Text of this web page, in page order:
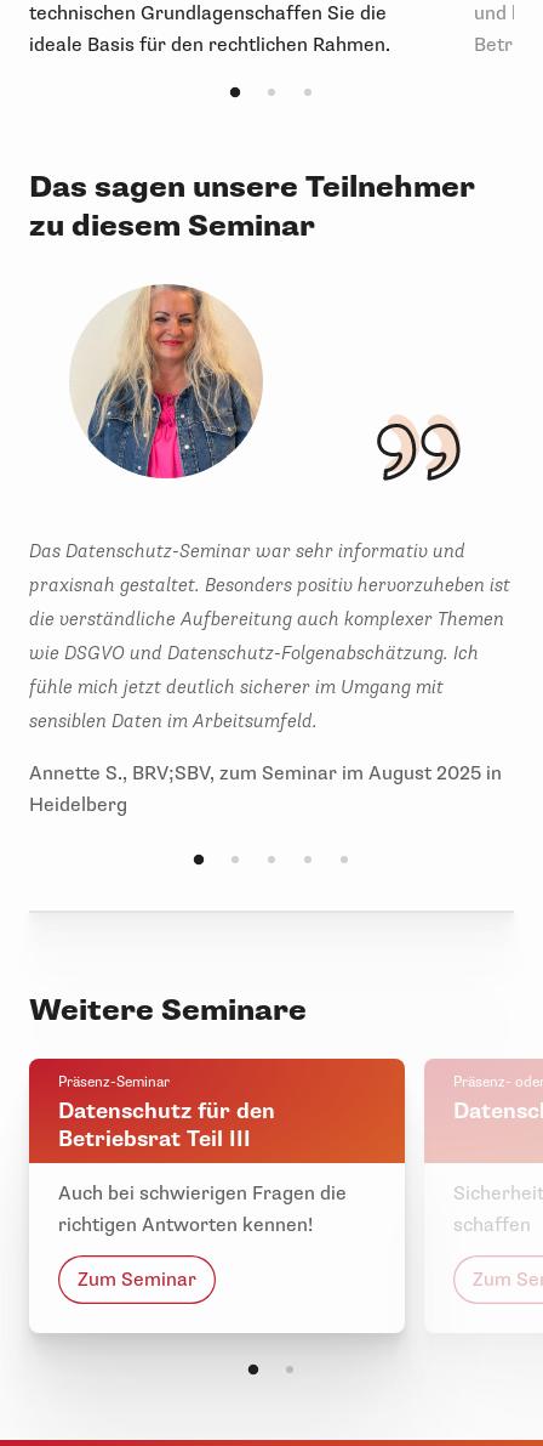
technischen Grundlagenschaffen Sie die
ideale Basis für den rechtlichen Rahmen.
und
Das sagen unsere Teilnehmer
zu diesem Seminar
Das Datenschutz-Seminar war sehr informativ und
praxisnah gestaltet. Besonders positiv hervorzuheben ist
die verständliche Aufbereitung auch komplexer Themen
wie DSGVO und Datenschutz-Folgenabschätzung. Ich
fühle mich jetzt deutlich sicherer im Umgang mit
sensiblen Daten im Arbeitsumfeld.
Annette S., BRV;SBV, zum Seminar im August 2025 in
Heidelberg
Weitere Seminare
Präsenz-Seminar
Datenschutz für den
Betriebsrat Teil III
Auch bei schwierigen Fragen die
richtigen Antworten kennen!
Zum Seminar
Präsenz-
schaffen
Zum